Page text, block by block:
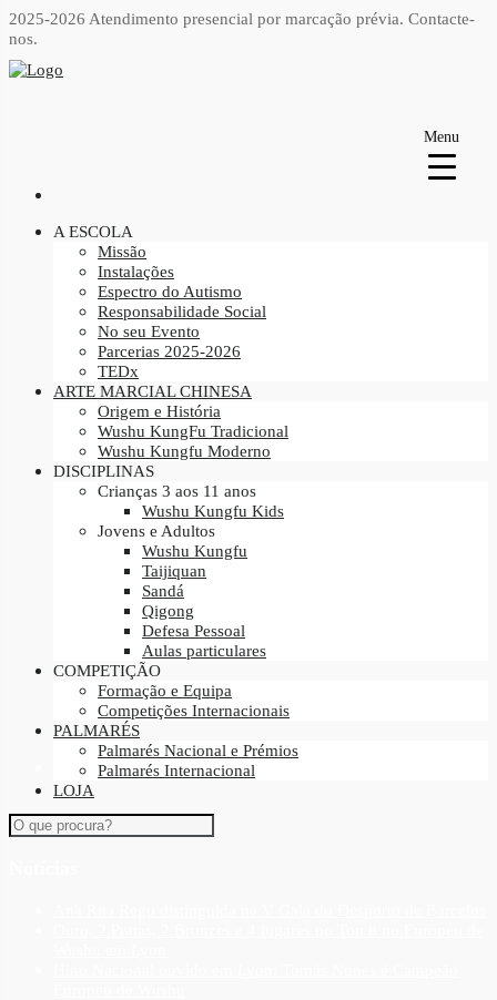
2025-2026 Atendimento presencial por marcação prévia. Contacte-
nos.
A ESCOLA
Missão
Instalações
Espectro do Autismo
Responsabilidade Social
No seu Evento
Parcerias 2025-2026
TEDx
ARTE MARCIAL CHINESA
Origem e História
Wushu KungFu Tradicional
Wushu Kungfu Moderno
DISCIPLINAS
Crianças 3 aos 11 anos
Wushu Kungfu Kids
Jovens e Adultos
Wushu Kungfu
Taijiquan
Sandá
Qigong
Defesa Pessoal
Aulas particulares
COMPETIÇÃO
Formação e Equipa
Competições Internacionais
PALMARÉS
Palmarés Nacional e Prémios
Palmarés Internacional
LOJA
Menu